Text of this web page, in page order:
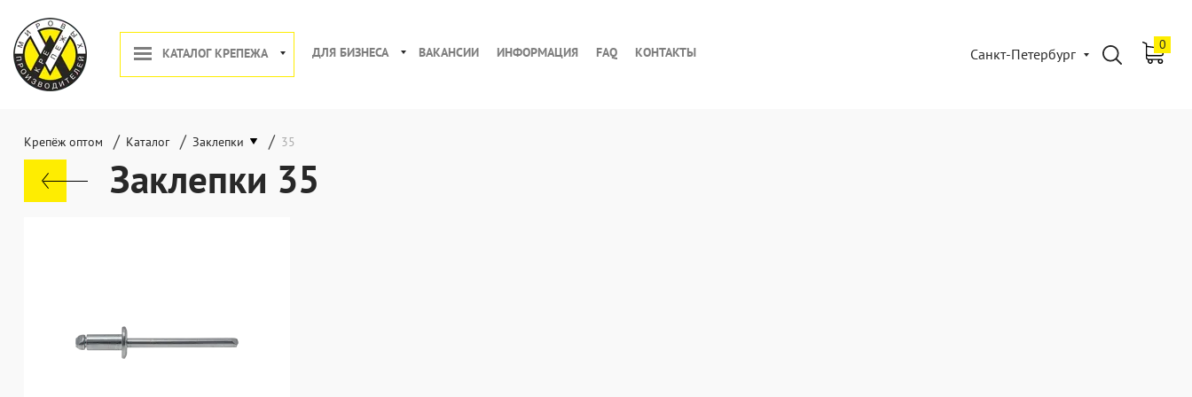
КАТАЛОГ КРЕПЕЖА ДЛЯ БИЗНЕСА ВАКАНСИИ ИНФОРМАЦИЯ FAQ КОНТАКТЫ Санкт-Петербург
0
Крепёж оптом / Каталог / Заклепки / 35
Заклепки 35